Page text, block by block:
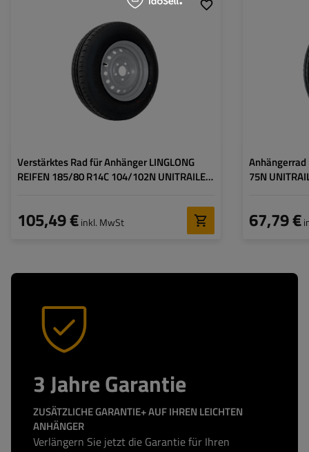
Verstärktes Rad für Anhänger LINGLONG
REIFEN 185/80 R14C 104/102N UNITRAILER
105,49 €inkl. MwSt
Felgendurchmesser:
14"
5x112
Einpresstiefe (ET):
30
Anhängerrad
75N
67,79 €
Einpresstiefe
3 Jahre Garantie
ZUSÄTZLICHE GARANTIE+ AUF IHREN LEICHTEN
ANHÄNGER
Verlängern Sie jetzt die Garantie für Ihren